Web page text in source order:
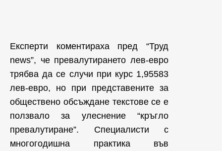
Експерти коментираха пред “Труд
news”, че превалутирането лев-евро
трябва да се случи при курс 1,95583
лев-евро, но при представените за
обществено обсъждане текстове се е
ползвало за улеснение “кръгло
превалутиране”. Специалисти с
многогодишна практика във